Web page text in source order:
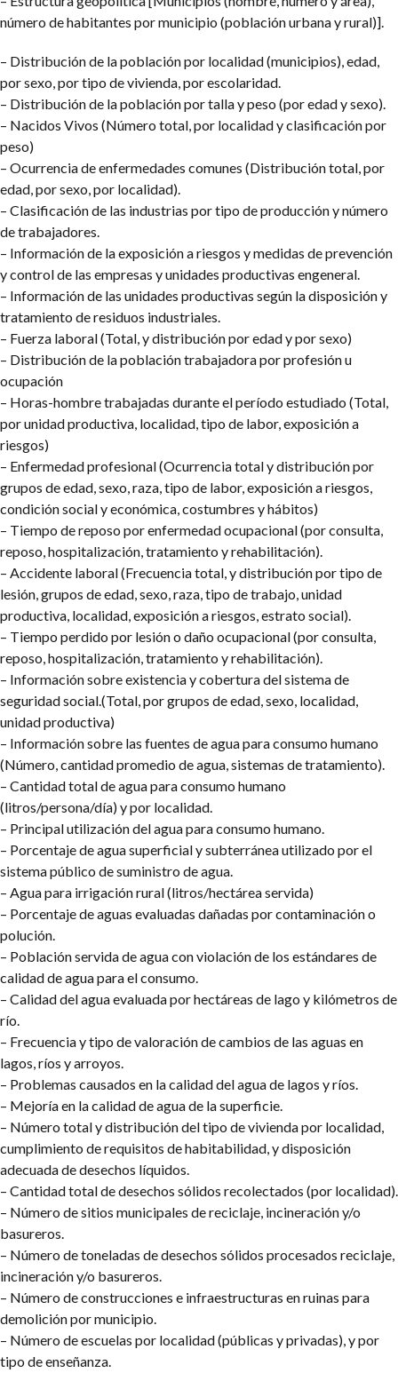
número de habitantes por municipio (población urbana y rural)].
– Distribución de la población por localidad (municipios), edad,
por sexo, por tipo de vivienda, por escolaridad.
– Distribución de la población por talla y peso (por edad y sexo).
– Nacidos Vivos (Número total, por localidad y clasificación por
peso)
– Ocurrencia de enfermedades comunes (Distribución total, por
edad, por sexo, por localidad).
– Clasificación de las industrias por tipo de producción y número
de trabajadores.
– Información de la exposición a riesgos y medidas de prevención
y control de las empresas y unidades productivas engeneral.
– Información de las unidades productivas según la disposición y
tratamiento de residuos industriales.
– Fuerza laboral (Total, y distribución por edad y por sexo)
– Distribución de la población trabajadora por profesión u
ocupación
– Horas-hombre trabajadas durante el período estudiado (Total,
por unidad productiva, localidad, tipo de labor, exposición a
riesgos)
– Enfermedad profesional (Ocurrencia total y distribución por
grupos de edad, sexo, raza, tipo de labor, exposición a riesgos,
condición social y económica, costumbres y hábitos)
– Tiempo de reposo por enfermedad ocupacional (por consulta,
reposo, hospitalización, tratamiento y rehabilitación).
– Accidente laboral (Frecuencia total, y distribución por tipo de
lesión, grupos de edad, sexo, raza, tipo de trabajo, unidad
productiva, localidad, exposición a riesgos, estrato social).
– Tiempo perdido por lesión o daño ocupacional (por consulta,
reposo, hospitalización, tratamiento y rehabilitación).
– Información sobre existencia y cobertura del sistema de
seguridad social.(Total, por grupos de edad, sexo, localidad,
unidad productiva)
– Información sobre las fuentes de agua para consumo humano
(Número, cantidad promedio de agua, sistemas de tratamiento).
– Cantidad total de agua para consumo humano
(litros/persona/día) y por localidad.
– Principal utilización del agua para consumo humano.
– Porcentaje de agua superficial y subterránea utilizado por el
sistema público de suministro de agua.
– Agua para irrigación rural (litros/hectárea servida)
– Porcentaje de aguas evaluadas dañadas por contaminación o
polución.
– Población servida de agua con violación de los estándares de
calidad de agua para el consumo.
– Calidad del agua evaluada por hectáreas de lago y kilómetros de
río.
– Frecuencia y tipo de valoración de cambios de las aguas en
lagos, ríos y arroyos.
– Problemas causados en la calidad del agua de lagos y ríos.
– Mejoría en la calidad de agua de la superficie.
– Número total y distribución del tipo de vivienda por localidad,
cumplimiento de requisitos de habitabilidad, y disposición
adecuada de desechos líquidos.
– Cantidad total de desechos sólidos recolectados (por localidad).
– Número de sitios municipales de reciclaje, incineración y/o
basureros.
– Número de toneladas de desechos sólidos procesados reciclaje,
incineración y/o basureros.
– Número de construcciones e infraestructuras en ruinas para
demolición por municipio.
– Número de escuelas por localidad (públicas y privadas), y por
tipo de enseñanza.